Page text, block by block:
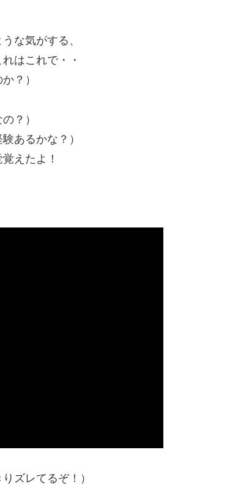
な気がする、
はこれで・・
？）
？）
あるかな？）
えたよ！
ズレてるぞ！）